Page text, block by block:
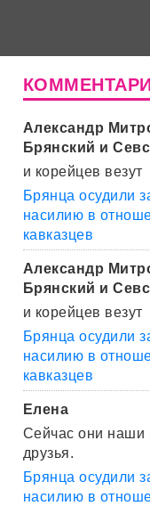
Александр
Брянский и
и корейцев везут
Брянца осудили
насилию в
кавказцев
Александр
Брянский и
и корейцев везут
Брянца осудили
насилию в
кавказцев
Елена
Сейчас они наши
друзья.
Брянца осудили
насилию в